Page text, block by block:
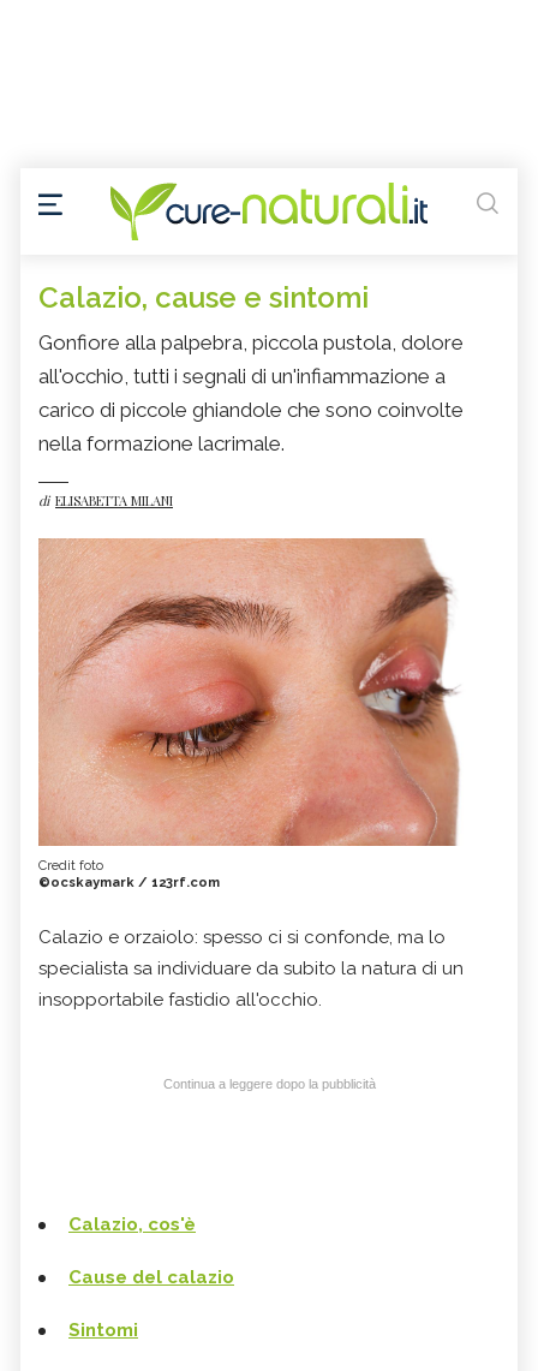
Calazio, cause e sintomi
Gonfiore alla palpebra, piccola pustola, dolore
all'occhio, tutti i segnali di un'infiammazione a
carico di piccole ghiandole che sono coinvolte
nella formazione lacrimale.
di ELISABETTA MILANI
Credit foto
©ocskaymark / 123rf.com
Calazio e orzaiolo: spesso ci si confonde, ma lo
specialista sa individuare da subito la natura di un
insopportabile fastidio all'occhio.
Continua a leggere dopo la pubblicità
Calazio, cos'è
Cause del calazio
Sintomi